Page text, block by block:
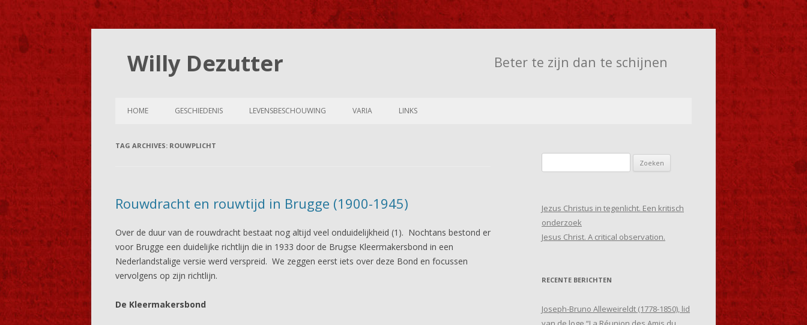
Willy Dezutter Beter te zijn dan te schijnen
HOME GESCHIEDENIS LEVENSBESCHOUWING VARIA LINKS
TAG ARCHIVES: ROUWPLICHT
Rouwdracht en rouwtijd in Brugge (1900-1945)
Over de duur van de rouwdracht bestaat nog altijd veel onduidelijkheid (1). Nochtans bestond er
voor Brugge een duidelijke richtlijn die in 1933 door de Brugse Kleermakersbond in een
Nederlandstalige versie werd verspreid. We zeggen eerst iets over deze Bond en focussen
vervolgens op zijn richtlijn.
De Kleermakersbond
naar:
Jezus Christus in tegenlicht. Een kritisch
onderzoek
Jesus Christ. A critical observation.
RECENTE BERICHTEN
Joseph-Bruno Alleweireldt (1778-1850), lid